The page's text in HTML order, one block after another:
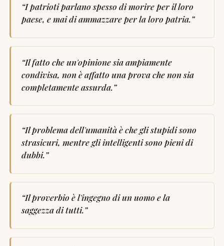
“I patrioti parlano spesso di morire per il loro
paese, e mai di ammazzare per la loro patria.”
“Il fatto che un'opinione sia ampiamente
condivisa, non è affatto una prova che non sia
completamente assurda.”
“Il problema dell'umanità è che gli stupidi sono
strasicuri, mentre gli intelligenti sono pieni di
dubbi.”
“Il proverbio è l'ingegno di un uomo e la
saggezza di tutti.”